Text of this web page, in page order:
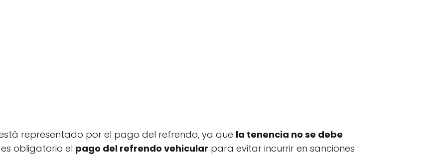
representado por el pago del refrendo, ya que la tenencia no se debe
obligatorio el pago del refrendo vehicular para evitar incurrir en sanciones